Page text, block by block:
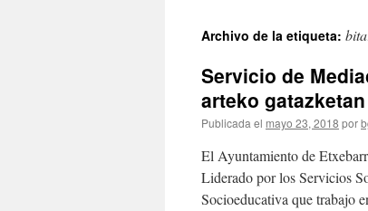
Archivo de la etiqueta:
Servicio de
arteko
Publicada el mayo 23, 2018 por
El Ayuntamiento de
Liderado por los Servicios
Socioeducativa que trabajo